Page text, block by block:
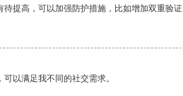
待提高，可以加强防护措施，比如增加双重验
以满足我不同的社交需求。